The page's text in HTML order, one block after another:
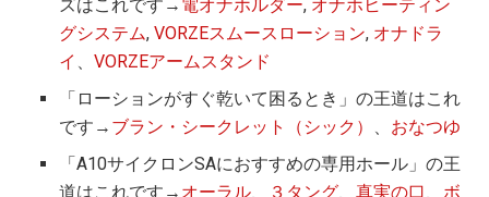
ズはこれです→ 電オナホルダー, オナホヒーティン
グシステム,VORZEスムースローション, オナドラ
イ 、VORZEアームスタンド
「ローションがすぐ乾いて困るとき」の王道はこれ
です→ ブラン・シークレット（シック） 、 おなつゆ
「A10サイクロンSAにおすすめの専用ホール」の王
道はこれです→ オーラル、 ３タング、真実の口 、ボ